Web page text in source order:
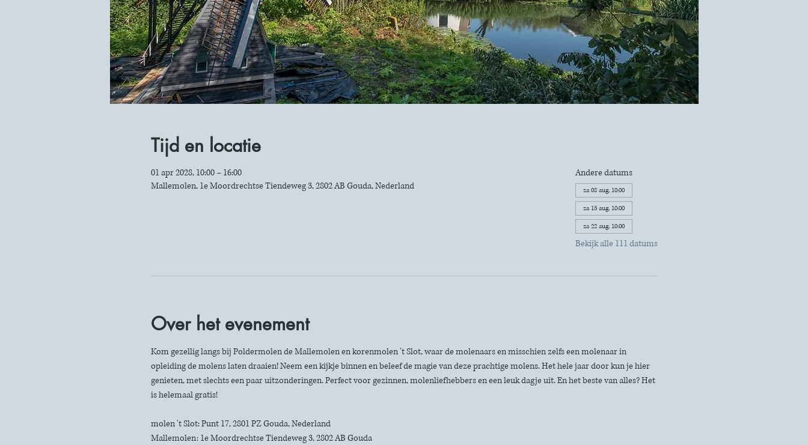
Tijd en locatie
01 apr 2028, 10:00 – 16:00
Mallemolen, 1e Moordrechtse Tiendeweg 3, 2802 AB Gouda, Nederland
Andere datums
za 08 aug, 10:00
za 15 aug, 10:00
za 22 aug, 10:00
Bekijk alle 111 datums
Over het evenement
Kom gezellig langs bij Poldermolen de Mallemolen en korenmolen 't Slot, waar de molenaars en misschien zelfs een molenaar in
opleiding de molens laten draaien! Neem een kijkje binnen en beleef de magie van deze prachtige molens. Het hele jaar door kun je hier
genieten, met slechts een paar uitzonderingen. Perfect voor gezinnen, molenliefhebbers en een leuk dagje uit. En het beste van alles? Het
is helemaal gratis!
molen 't Slot: Punt 17, 2801 PZ Gouda, Nederland
Mallemolen: 1e Moordrechtse Tiendeweg 3, 2802 AB Gouda